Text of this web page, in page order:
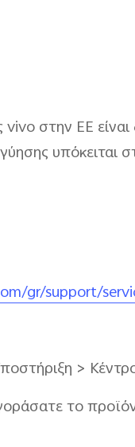
στην ΕΕ είναι
υπόκειται
gr/support/
>
το